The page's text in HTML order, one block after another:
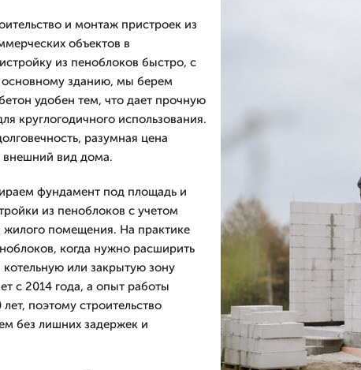
и монтаж пристроек из
объектов в
из пеноблоков быстро, с
основному зданию, мы берем
удобен тем, что дает прочную
круглогодичного использования.
разумная цена
внешний вид дома.
фундамент под площадь и
из пеноблоков с учетом
помещения. На практике
когда нужно расширить
или закрытую зону
с 2014 года, а опыт работы
поэтому строительство
без лишних задержек и